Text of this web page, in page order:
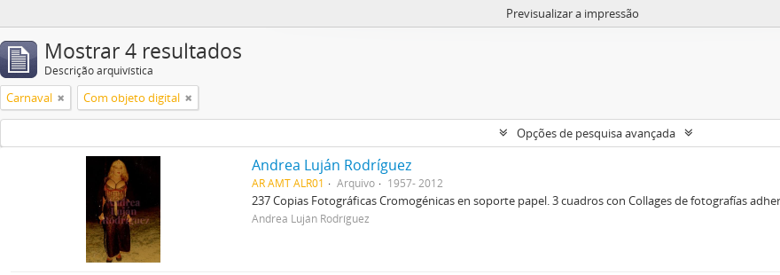
Previsualizar a impressão
Mostrar 4 resultados
Descrição arquivística
Carnaval Com objeto digital
Opções de pesquisa avançada
Andrea Luján Rodríguez
AR AMT ALR01 Arquivo 1957- 2012
237 Copias Fotográficas Cromogénicas en soporte papel. 3 cuadros con Collages de fotografías
Andrea Luján Rodríguez